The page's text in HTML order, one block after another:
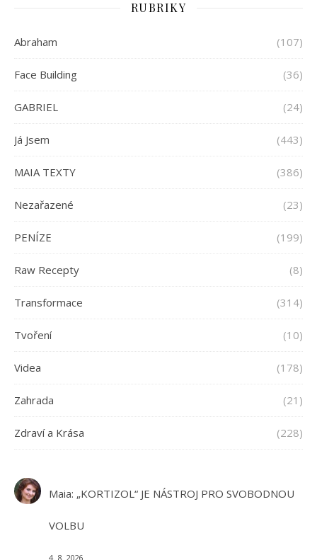
RUBRIKY
Abraham (107)
Face Building (36)
GABRIEL (24)
Já Jsem (443)
MAIA TEXTY (386)
Nezařazené (23)
PENÍZE (199)
Raw Recepty (8)
Transformace (314)
Tvoření (10)
Videa (178)
Zahrada (21)
Zdraví a Krása (228)
Maia: „KORTIZOL“ JE NÁSTROJ PRO SVOBODNOU
VOLBU
4. 8. 2026